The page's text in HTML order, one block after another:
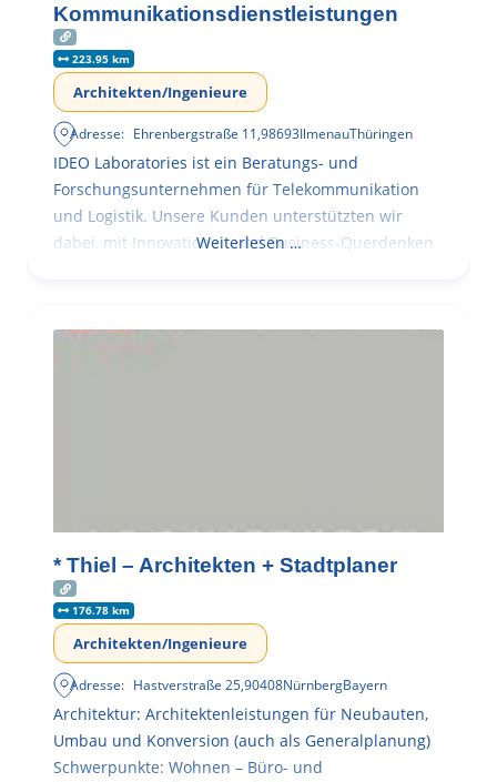
Kommunikationsdienstleistungen
223.95 km
Architekten/Ingenieure
Adresse: Ehrenbergstraße 11,98693IlmenauThüringen
IDEO Laboratories ist ein Beratungs- und
Forschungsunternehmen für Telekommunikation
und Logistik. Unsere Kunden unterstützten wir
dabei, mit Innovationen und Business-Querdenken
Weiterlesen …
* Thiel – Architekten + Stadtplaner
176.78 km
Architekten/Ingenieure
Adresse: Hastverstraße 25,90408NürnbergBayern
Architektur: Architektenleistungen für Neubauten,
Umbau und Konversion (auch als Generalplanung)
Schwerpunkte: Wohnen – Büro- und